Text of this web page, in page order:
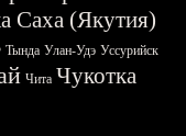
Саха (Якутия)
Тында Улан-Удэ Уссурийск
Чита Чукотка